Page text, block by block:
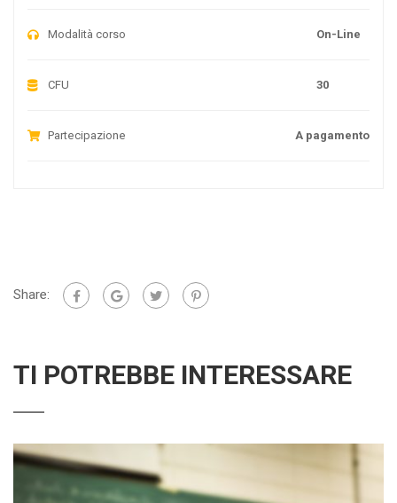
Modalità corso On-Line
CFU 30
Partecipazione A pagamento
Share:
TI POTREBBE INTERESSARE